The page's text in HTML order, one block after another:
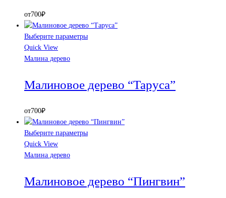
от700₽
Выберите параметры
Quick View
Малина дерево
Малиновое дерево “Таруса”
от700₽
Выберите параметры
Quick View
Малина дерево
Малиновое дерево “Пингвин”